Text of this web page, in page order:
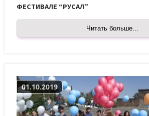
ФЕСТИВАЛЕ “РУСАЛ”
Читать больше...
01.10.2019